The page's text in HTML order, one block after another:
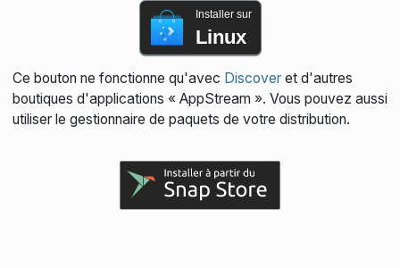
Installer sur
Linux
Ce bouton ne fonctionne qu'avec Discoveret d'autres
boutiques d'applications « AppStream ». Vous pouvez aussi
utiliser le gestionnaire de paquets de votre distribution.